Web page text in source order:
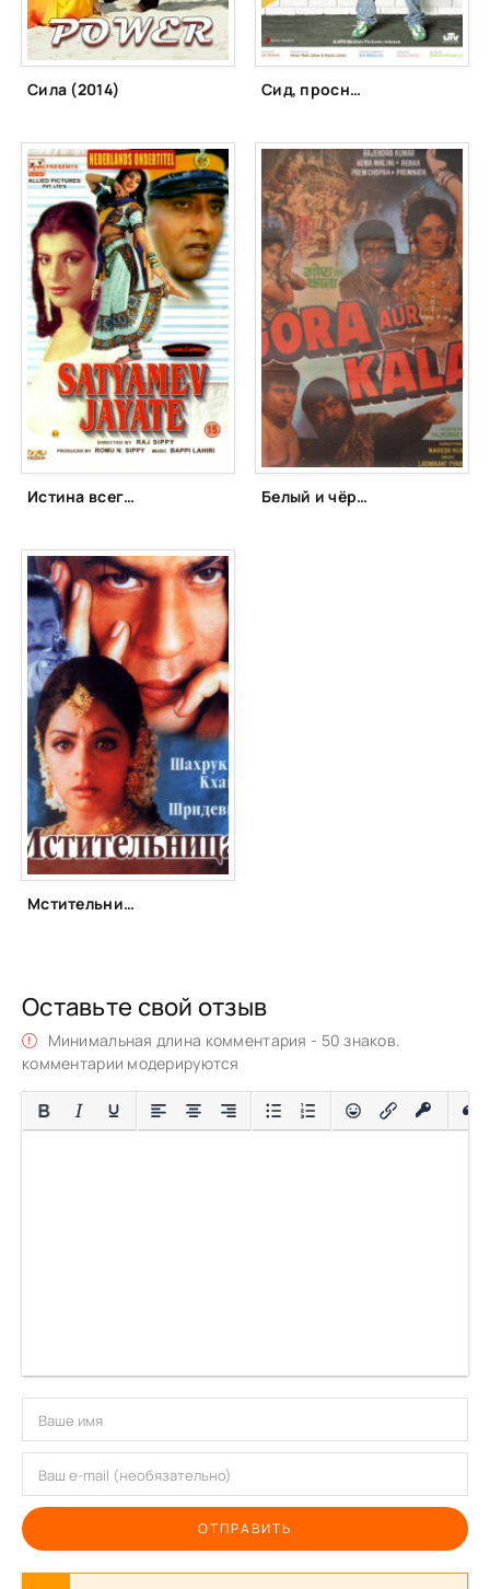
Сила (2014) Сид, проснись (2009)
Истина всегда побеждает (1987) Белый и чёрный (1972)
Мстительница (1996)
Оставьте свой отзыв
Минимальная длина комментария - 50 знаков.
комментарии модерируются
ОТПРАВИТЬ